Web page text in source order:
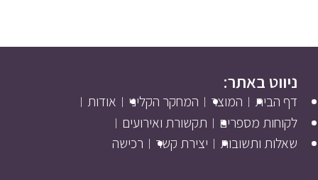
ניווט באתר:
דף הבית המוצר המחקר הקליני
אודות
לקוחות מספרים
תקשורת ואירועים
שאלות ותשובות
יצירת קשר רכישה